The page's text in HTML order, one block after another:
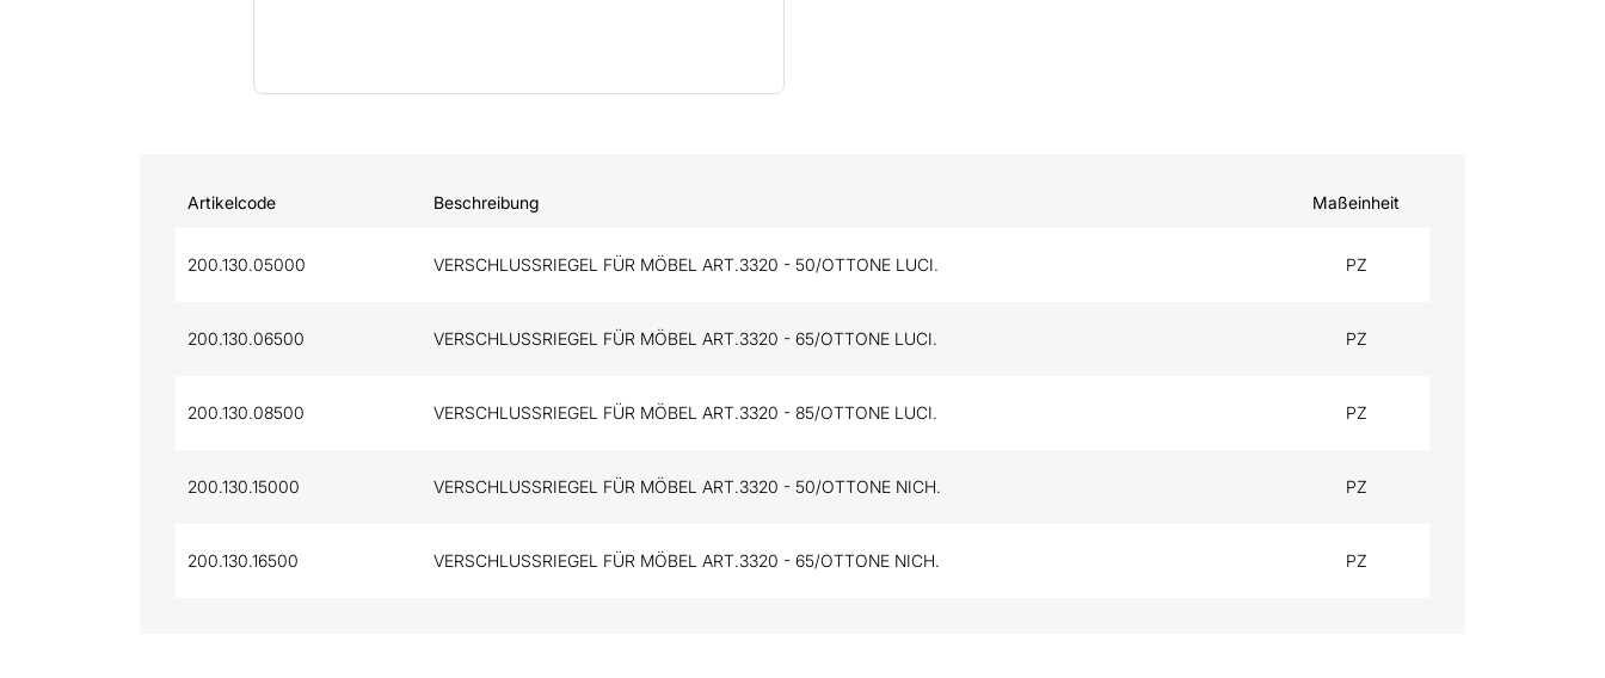
Artikelcode Beschreibung Maßeinheit
200.130.05000 VERSCHLUSSRIEGEL FÜR MÖBEL ART.3320 - 50/OTTONE LUCI. PZ
200.130.06500 VERSCHLUSSRIEGEL FÜR MÖBEL ART.3320 - 65/OTTONE LUCI. PZ
200.130.08500 VERSCHLUSSRIEGEL FÜR MÖBEL ART.3320 - 85/OTTONE LUCI. PZ
200.130.15000 VERSCHLUSSRIEGEL FÜR MÖBEL ART.3320 - 50/OTTONE NICH. PZ
200.130.16500 VERSCHLUSSRIEGEL FÜR MÖBEL ART.3320 - 65/OTTONE NICH. PZ